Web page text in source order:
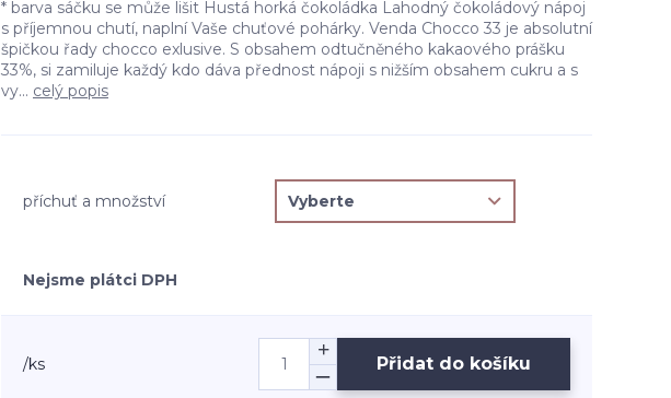
* barva sáčku se může lišit Hustá horká čokoládka Lahodný čokoládový nápoj
s příjemnou chutí, naplní Vaše chuťové pohárky. Venda Chocco 33 je absolutní
špičkou řady chocco exlusive. S obsahem odtučněného kakaového prášku
33%, si zamiluje každý kdo dáva přednost nápoji s nižším obsahem cukru a s
vy... celý popis
příchuť a množství
Nejsme plátci DPH
/ks Přidat do košíku